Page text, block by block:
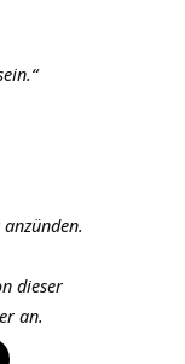
dieser
an.